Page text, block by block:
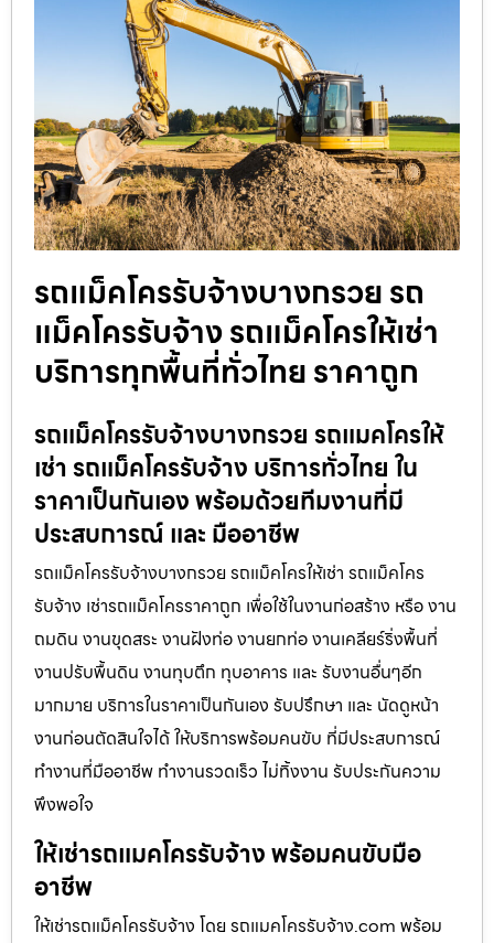
รถแม็คโครรับจ้างบางกรวย รถ
แม็คโครรับจ้าง รถแม็คโครให้เช่า
บริการทุกพื้นที่ทั่วไทย ราคาถูก
รถแม็คโครรับจ้างบางกรวย รถแมคโครให้
เช่า รถแม็คโครรับจ้าง บริการทั่วไทย ใน
ราคาเป็นกันเอง พร้อมด้วยทีมงานที่มี
ประสบการณ์ และ มืออาชีพ
รถแม็คโครรับจ้างบางกรวย รถแม็คโครให้เช่า รถแม็คโคร
รับจ้าง เช่ารถแม็คโครราคาถูก เพื่อใช้ในงานก่อสร้าง หรือ งาน
ถมดิน งานขุดสระ งานฝังท่อ งานยกท่อ งานเคลียร์ริ่งพื้นที่
งานปรับพื้นดิน งานทุบตึก ทุบอาคาร และ รับงานอื่นๆอีก
มากมาย บริการในราคาเป็นกันเอง รับปรึกษา และ นัดดูหน้า
งานก่อนตัดสินใจได้ ให้บริการพร้อมคนขับ ที่มีประสบการณ์
ทำงานที่มืออาชีพ ทำงานรวดเร็ว ไม่ทิ้งงาน รับประกันความ
พึงพอใจ
ให้เช่ารถแมคโครรับจ้าง พร้อมคนขับมือ
อาชีพ
ให้เช่ารถแม็คโครรับจ้าง โดย รถแมคโครรับจ้าง.com พร้อม